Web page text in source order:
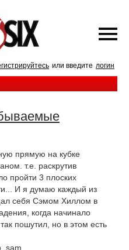
или введите логин
прямую на кубке
т.е. раскрутив
пройти 3 плоских
И я думаю каждый из
себя Сэмом Хиллом в
когда начинало
пошутил, но в этом есть